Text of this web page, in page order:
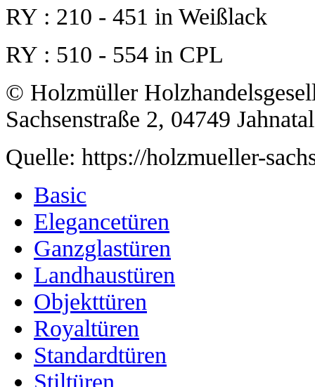
RY : 210 - 451 in Weißlack
RY : 510 - 554 in CPL
© Holzmüller
Sachsenstraße 2, 04749 Jahnatal
Quelle: https://holzmueller-
Basic
Elegancetüren
Ganzglastüren
Landhaustüren
Objekttüren
Royaltüren
Standardtüren
Stiltüren